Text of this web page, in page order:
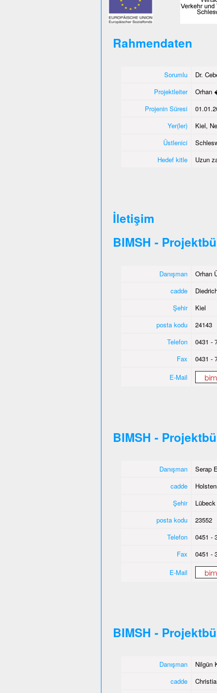
Rahmendaten
Sorumlu
Dr.
Projektleiter
Orhan
Projenin Süresi
Yer(ler)
Kiel,
Üstlenici
Hedef kitle
Uzun
İletişim
BIMSH -
Danışman
Orhan
cadde
Şehir
Kiel
posta kodu
24143
Telefon
0431 -
Fax
0431 -
E-Mail
BIMSH -
Danışman
Serap
cadde
Şehir
Lübeck
posta kodu
23552
Telefon
0451 -
Fax
0451 -
E-Mail
BIMSH -
Danışman
Nilgün
cadde